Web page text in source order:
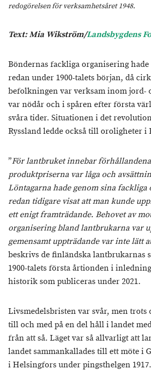
redogörelsen för verksamhetsåret 1948.
Text: Mia Wikström/Landsbygdens
Böndernas fackliga organisering
redan under 1900-talets början, då
befolkningen var verksam inom jord-
var nödår och i spåren efter första
svåra tider. Situationen i det
Ryssland ledde också till oroligheter i
”För lantbruket innebar
produktpriserna var låga och
Löntagarna hade genom sina fackliga
redan tidigare visat att man kunde
ett enigt framträdande. Behovet av
organisering bland lantbrukarna var
gemensamt uppträdande var inte lätt
beskrivs de finländska lantbrukarnas
1900-talets första årtionden i
historik som publiceras under 2021.
Livsmedelsbristen var svår, men trots
till och med på en del håll i landet
från att så. Läget var så allvarligt att
landet sammankallades till ett möte i
i Helsingfors under pingsthelgen